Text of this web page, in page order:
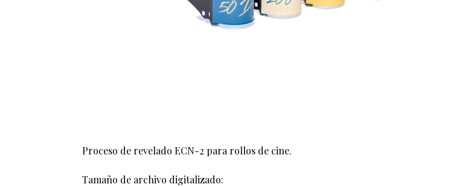
Proceso de revelado ECN-2 para rollos de cine.
Tamaño de archivo digitalizado: